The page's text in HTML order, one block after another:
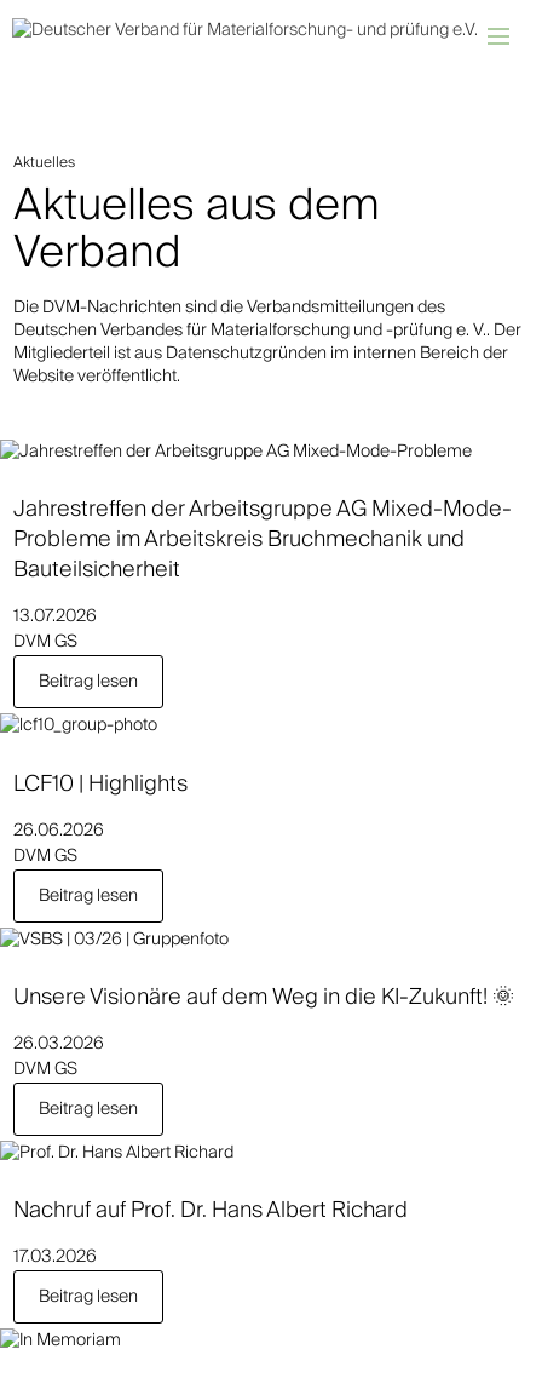
Aktuelles
Aktuelles aus dem
Verband
Die DVM-Nachrichten sind die Verbandsmitteilungen des
Deutschen Verbandes für Materialforschung und -prüfung e. V.. Der
Mitgliederteil ist aus Datenschutzgründen im internen Bereich der
Website veröffentlicht.
Jahrestreffen der Arbeitsgruppe AG Mixed-Mode-
Probleme im Arbeitskreis Bruchmechanik und
Bauteilsicherheit
13.07.2026
DVM GS
Beitrag lesen
LCF10 | Highlights
26.06.2026
DVM GS
Beitrag lesen
Unsere Visionäre auf dem Weg in die KI-Zukunft! 🌞
26.03.2026
DVM GS
Beitrag lesen
Nachruf auf Prof. Dr. Hans Albert Richard
17.03.2026
Beitrag lesen